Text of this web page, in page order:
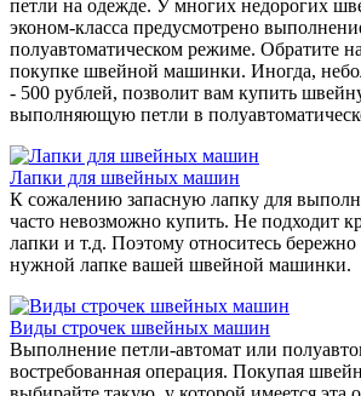
петли на одежде. У многих недорогих
эконом-класса предусмотрено
полуавтоматическом режиме. Обратите
покупке швейной машинки. Иногда,
- 500 рублей, позволит вам купить
выполняющую петли в
Лапки для швейных машин
К сожалению запасную лапку для
часто невозможно купить. Не подходит
лапки и т.д. Поэтому относитесь
нужной лапке вашей швейной машинки.
Виды строчек швейных машин
Выполнение петли-автомат или
востребованная операция. Покупая